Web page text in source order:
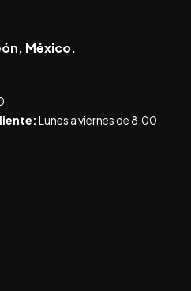
México.
Lunes a viernes de 8:00